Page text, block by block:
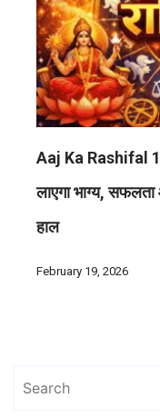
Aaj Ka Rashifal
लाएगा भाग्य,
हाल
February 19, 2026
Search